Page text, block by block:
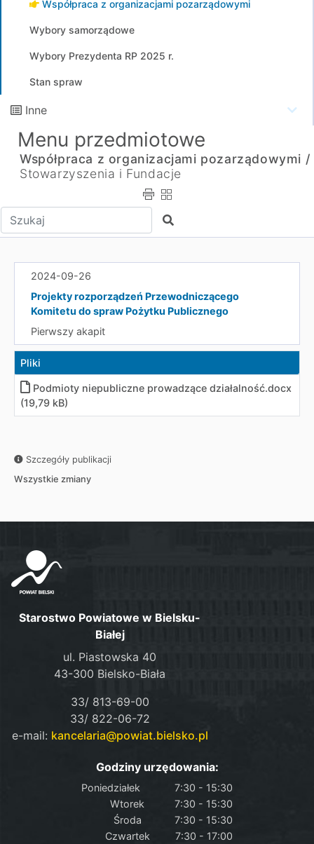
Współpraca z organizacjami pozarządowymi
Wybory samorządowe
Wybory Prezydenta RP 2025 r.
Stan spraw
Inne
Menu przedmiotowe
Współpraca z organizacjami pozarządowymi /
Stowarzyszenia i Fundacje
Wpisz tekst do wyszukania Szukaj
2024-09-26
Projekty rozporządzeń Przewodniczącego
Komitetu do spraw Pożytku Publicznego
Pierwszy akapit
Pliki
Podmioty niepubliczne prowadzące działalność.docx
(19,79 kB)
Szczegóły publikacji
Wszystkie zmiany
Starostwo Powiatowe w Bielsku-
Białej
ul. Piastowska 40
43-300 Bielsko-Biała
33/ 813-69-00
33/ 822-06-72
e-mail: kancelaria@powiat.bielsko.pl
Godziny urzędowania:
Poniedziałek
7:30 - 15:30
Wtorek
7:30 - 15:30
Środa
7:30 - 15:30
Czwartek
7:30 - 17:00